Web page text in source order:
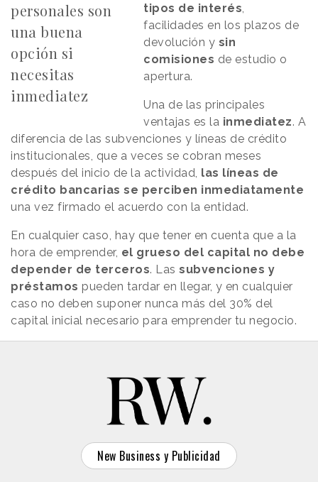
personales son
una buena
opción si
necesitas
inmediatez
tipos de interés,
facilidades en los plazos de
devolución y sin
comisiones de estudio o
apertura.
Una de las principales
ventajas es la inmediatez. A
diferencia de las subvenciones y líneas de crédito
institucionales, que a veces se cobran meses
después del inicio de la actividad, las líneas de
crédito bancarias se perciben inmediatamente
una vez firmado el acuerdo con la entidad.
En cualquier caso, hay que tener en cuenta que a la
hora de emprender, el grueso del capital no debe
depender de terceros. Las subvenciones y
préstamos pueden tardar en llegar, y en cualquier
caso no deben suponer nunca más del 30% del
capital inicial necesario para emprender tu negocio.
New Business y Publicidad